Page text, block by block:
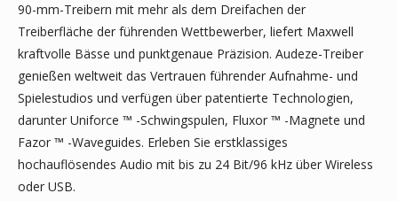
90-mm-Treibern mit mehr als dem Dreifachen der
Treiberfläche der führenden Wettbewerber, liefert Maxwell
kraftvolle Bässe und punktgenaue Präzision. Audeze-Treiber
genießen weltweit das Vertrauen führender Aufnahme- und
Spielestudios und verfügen über patentierte Technologien,
darunter Uniforce ™ -Schwingspulen, Fluxor ™ -Magnete und
Fazor ™ -Waveguides. Erleben Sie erstklassiges
hochauflösendes Audio mit bis zu 24 Bit/96 kHz über Wireless
oder USB.